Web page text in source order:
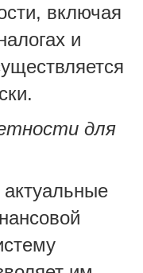
включая
и
для
актуальные